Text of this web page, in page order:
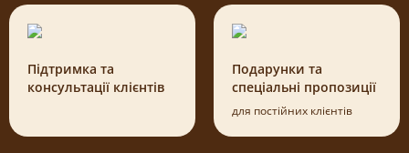
Підтримка та
консультації клієнтів
Подарунки та
спеціальні пропозиції
для постійних клієнтів